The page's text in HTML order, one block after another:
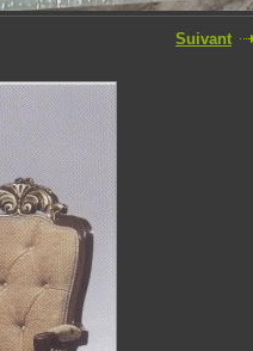
Suivant